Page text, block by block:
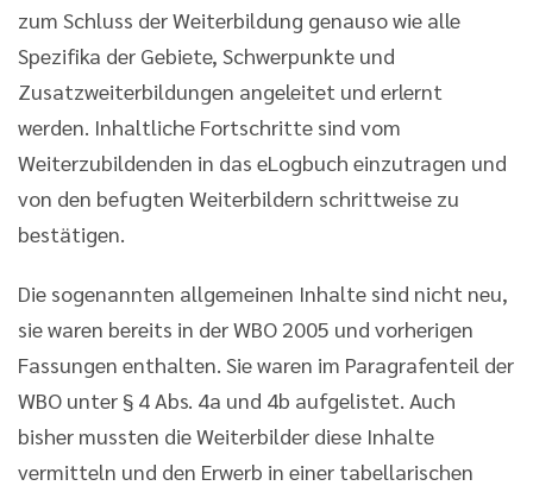
zum Schluss der Weiterbildung genauso wie alle
Spezifika der Gebiete, Schwerpunkte und
Zusatzweiterbildungen angeleitet und erlernt
werden. Inhaltliche Fortschritte sind vom
Weiterzubildenden in das eLogbuch einzutragen und
von den befugten Weiterbildern schrittweise zu
bestätigen.
Die sogenannten allgemeinen Inhalte sind nicht neu,
sie waren bereits in der WBO 2005 und vorherigen
Fassungen enthalten. Sie waren im Paragrafenteil der
WBO unter § 4 Abs. 4a und 4b aufgelistet. Auch
bisher mussten die Weiterbilder diese Inhalte
vermitteln und den Erwerb in einer tabellarischen